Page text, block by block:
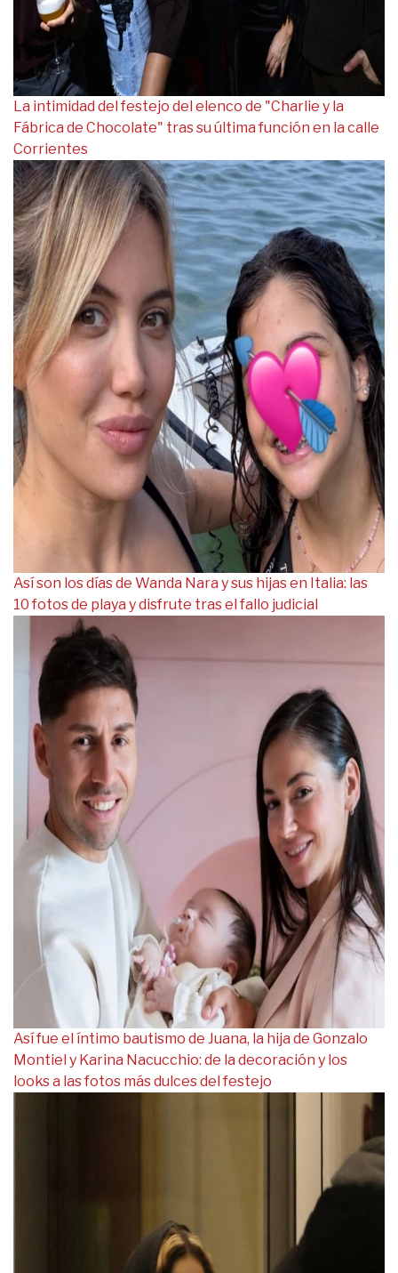
La intimidad del festejo del elenco de "Charlie y la
Fábrica de Chocolate" tras su última función en la calle
Corrientes
Así son los días de Wanda Nara y sus hijas en Italia: las
10 fotos de playa y disfrute tras el fallo judicial
Así fue el íntimo bautismo de Juana, la hija de Gonzalo
Montiel y Karina Nacucchio: de la decoración y los
looks a las fotos más dulces del festejo